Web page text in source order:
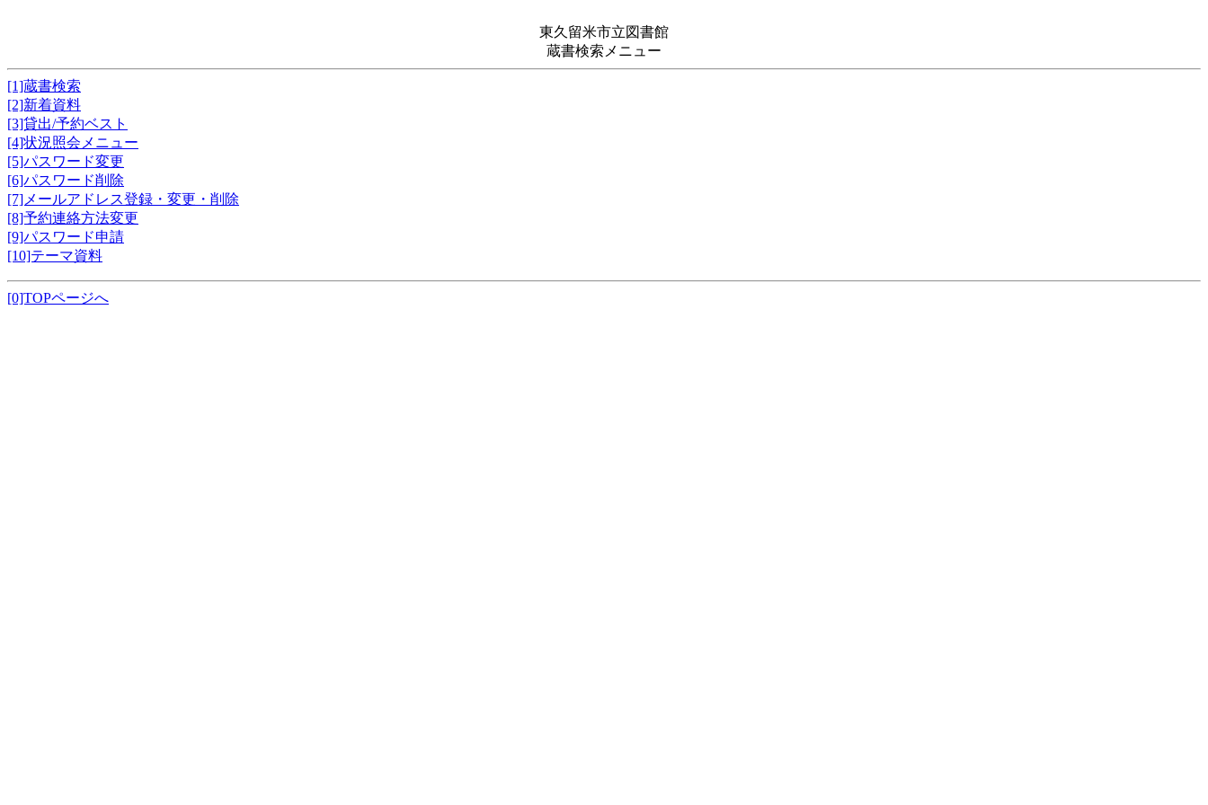
東久留米市立図書館
蔵書検索メニュー
[1]蔵書検索
[2]新着資料
[3]貸出/予約ベスト
[4]状況照会メニュー
[5]パスワード変更
[6]パスワード削除
[7]メールアドレス登録・変更・削除
[8]予約連絡方法変更
[9]パスワード申請
[10]テーマ資料
[0]TOPページへ